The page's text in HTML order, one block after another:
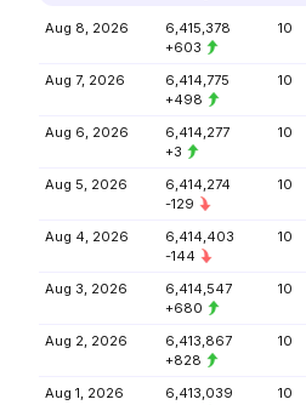
Aug 8, 2026
6,415,378
+603
10
Aug 7, 2026
6,414,775
+498
10
Aug 6, 2026
6,414,277
+3
10
Aug 5, 2026
6,414,274
-129
10
Aug 4, 2026
6,414,403
-144
10
Aug 3, 2026
6,414,547
+680
10
Aug 2, 2026
6,413,867
+828
10
Aug 1, 2026
6,413,039
10